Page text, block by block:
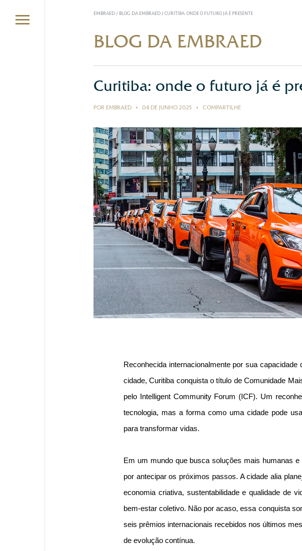
EMBRAED / BLOG DA EMBRAED /CURITIBA: ONDE O FUTURO JÁ É PRESENTE
BLOG DA EMBRAED
Curitiba: onde o futuro já é
POR EMBRAED • 04 DE JUNHO 2025 • COMPARTILHE
Reconhecida internacionalmente por sua
cidade, Curitiba conquista o título de Comunidade
pelo Intelligent Community Forum (ICF). Um
tecnologia, mas a forma como uma cidade pode
para transformar vidas.
Em um mundo que busca soluções mais humanas
por antecipar os próximos passos. A cidade alia
economia criativa, sustentabilidade e qualidade de
bem-estar coletivo. Não por acaso, essa conquista
seis prêmios internacionais recebidos nos últimos
de evolução contínua.